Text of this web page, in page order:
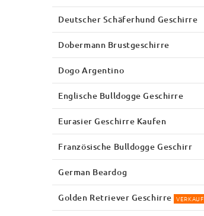
Deutscher Schäferhund Geschirre
Dobermann Brustgeschirre
Dogo Argentino
Englische Bulldogge Geschirre
Eurasier Geschirre Kaufen
Französische Bulldogge Geschirr
German Beardog
Golden Retriever Geschirre VERKAUF